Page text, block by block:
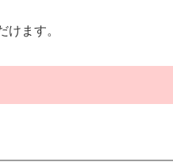
けます。